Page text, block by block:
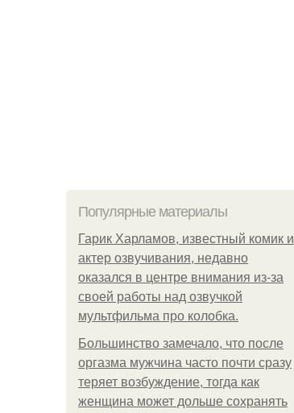
Популярные материалы
Гарик Харламов, известный комик и
актер озвучивания, недавно
оказался в центре внимания из-за
своей работы над озвучкой
мультфильма про колобка.
Большинство замечало, что после
оргазма мужчина часто почти сразу
теряет возбуждение, тогда как
женщина может дольше сохранять